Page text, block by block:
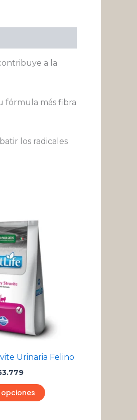
a la
fórmula más fibra
los radicales
Urinaria Felino
de
precios:
desde
$ 40.703
hasta
$ 163.779
se
pueden
elegir
la
de